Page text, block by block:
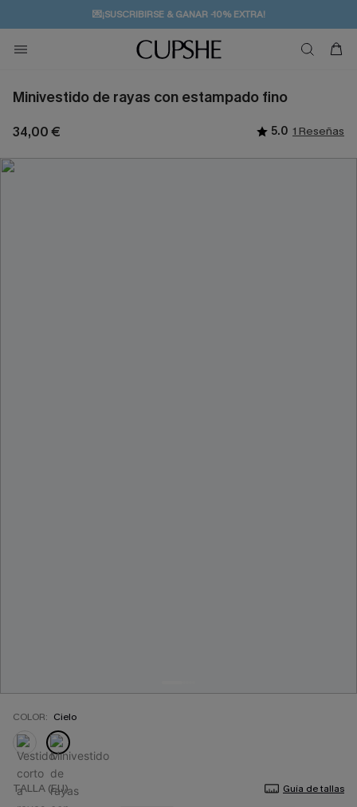
💌¡SUSCRIBIRSE & GANAR -10% EXTRA!
🚚ENVÍO GRATUITO A PARTIR DE 49 € >>
Minivestido de rayas con estampado fino
34,00 € 5.0 1 Reseñas
COLOR: Cielo
TALLA (EU) Guía de tallas